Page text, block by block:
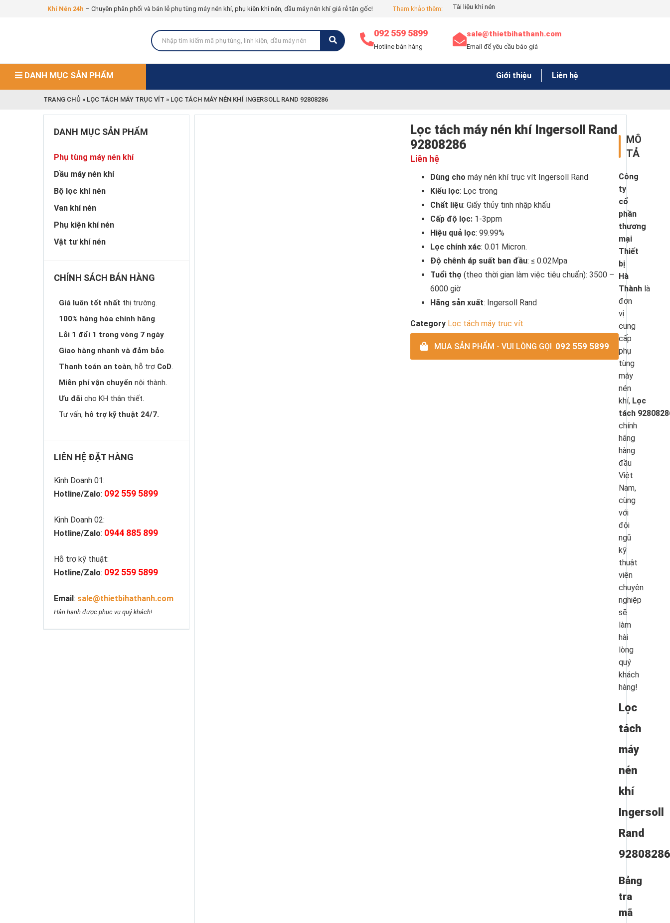
Khí Nén 24h – Chuyên phân phối và bán lẻ phụ tùng máy nén khí, phụ kiện khí nén, dầu máy nén khí giá rẻ tận gốc! Tham khảo thêm: Tài liệu khí nén
092 559 5899
Hotline bán hàng
sale@thietbihathanh.com
Email để yêu cầu báo giá
DANH MỤC SẢN PHẨM Giới thiệu Liên hệ
TRANG CHỦ » LỌC TÁCH MÁY TRỤC VÍT » LỌC TÁCH MÁY NÉN KHÍ INGERSOLL RAND 92808286
DANH MỤC SẢN PHẨM
Phụ tùng máy nén khí
Dầu máy nén khí
Bộ lọc khí nén
Van khí nén
Phụ kiện khí nén
Vật tư khí nén
CHÍNH SÁCH BÁN HÀNG
Giá luôn tốt nhất thị trường.
100% hàng hóa chính hãng.
Lỗi 1 đổi 1 trong vòng 7 ngày.
Giao hàng nhanh và đảm bảo.
Thanh toán an toàn, hỗ trợ CoD.
Miễn phí vận chuyển nội thành.
Ưu đãi cho KH thân thiết.
Tư vấn, hỗ trợ kỹ thuật 24/7.
LIÊN HỆ ĐẶT HÀNG
Kinh Doanh 01:
Hotline/Zalo: 092 559 5899
Kinh Doanh 02:
Hotline/Zalo: 0944 885 899
Hỗ trợ kỹ thuật:
Hotline/Zalo: 092 559 5899
Email: sale@thietbihathanh.com
Hân hạnh được phục vụ quý khách!
Lọc tách máy nén khí Ingersoll Rand
92808286
Liên hệ
Dùng cho máy nén khí trục vít Ingersoll Rand
Kiểu lọc: Lọc trong
Chất liệu: Giấy thủy tinh nhập khẩu
Cấp độ lọc: 1-3ppm
Hiệu quả lọc: 99.99%
Lọc chính xác: 0.01 Micron.
Độ chênh áp suất ban đầu: ≤ 0.02Mpa
Tuổi thọ(theo thời gian làm việc tiêu chuẩn): 3500 –
6000 giờ
Hãng sản xuất: Ingersoll Rand
Category Lọc tách máy trục vít
MUA SẢN PHẨM - VUI LÒNG GỌI 092 559 5899
MÔ
TẢ
Công
ty
cổ
phần
thương
mại
Thiết
bị
Hà
Thành là
đơn
vị
cung
cấp
phụ
tùng
máy
nén
khí, Lọc
tách
chính
hãng
hàng
đầu
Việt
Nam,
cùng
với
đội
ngũ
kỹ
thuật
viên
chuyên
nghiệp
sẽ
làm
hài
lòng
quý
khách
hàng!
Lọc
tách
máy
nén
khí
Ingersoll
Rand
92808286
Bảng
tra
mã